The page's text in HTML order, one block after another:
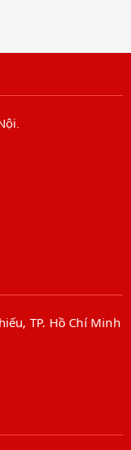
.
TP. Hồ Chí Minh